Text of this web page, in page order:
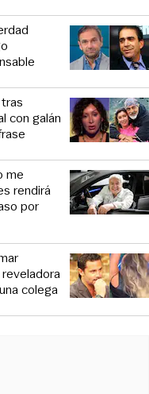
con galán
me
rendirá
por
colega